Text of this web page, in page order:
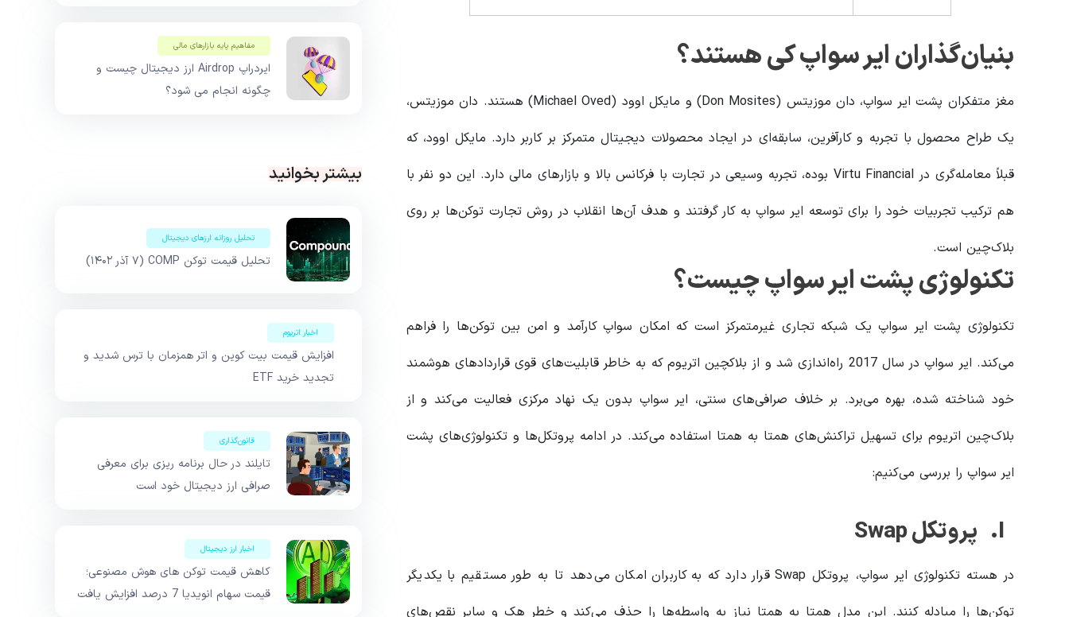
بنیان‌گذاران ایر سواپ کی هستند؟
مغز متفکران پشت ایر سواپ، دان موزیتس (Don Mosites) و مایکل اوود (Michael Oved) هستند. دان موزیتس،
یک طراح محصول با تجربه و کارآفرین، سابقه‌ای در ایجاد محصولات دیجیتال متمرکز بر کاربر دارد. مایکل اوود، که
قبلاً معامله‌گری در Virtu Financial بوده، تجربه وسیعی در تجارت با فرکانس بالا و بازارهای مالی دارد. این دو نفر با
هم ترکیب تجربیات خود را برای توسعه ایر سواپ به کار گرفتند و هدف آن‌ها انقلاب در روش تجارت توکن‌ها بر روی
بلاک‌چین است.
تکنولوژی پشت ایر سواپ چیست؟
تکنولوژی پشت ایر سواپ یک شبکه تجاری غیرمتمرکز است که امکان سواپ کارآمد و امن بین توکن‌ها را فراهم
می‌کند. ایر سواپ در سال 2017 راه‌اندازی شد و از بلاکچین اتریوم که به خاطر قابلیت‌های قوی قراردادهای هوشمند
خود شناخته شده، بهره می‌برد. بر خلاف صرافی‌های سنتی، ایر سواپ بدون یک نهاد مرکزی فعالیت می‌کند و از
بلاک‌چین اتریوم برای تسهیل تراکنش‌های همتا به همتا استفاده می‌کند. در ادامه پروتکل‌ها و تکنولوژی‌های پشت
ایر سواپ را بررسی می‌کنیم:
پروتکلSwap
در هسته تکنولوژی ایر سواپ، پروتکل Swap قرار دارد که به کاربران امکان می‌دهد تا به طور مستقیم با یکدیگر
توکن‌ها را مبادله کنند. این مدل همتا به همتا نیاز به واسطه‌ها را حذف می‌کند و خطر هک و سایر نقص‌های
مفاهیم پایه بازار‌های مالی
ایردراپ Airdrop ارز دیجیتال چیست و
چگونه انجام می شود؟
بیشتر بخوانید
تحلیل روزانه ارزهای دیجیتال
تحلیل قیمت توکن COMP (۷ آذر ۱۴۰۲)
اخبار اتریوم
افزایش قیمت بیت کوین و اتر همزمان با ترس شدید و
تجدید خرید ETF
قانون‌گذاری
تایلند در حال برنامه ریزی برای معرفی
صرافی ارز دیجیتال خود است
اخبار ارز دیجیتال
کاهش قیمت توکن های هوش مصنوعی؛
قیمت سهام انویدیا 7 درصد افزایش یافت